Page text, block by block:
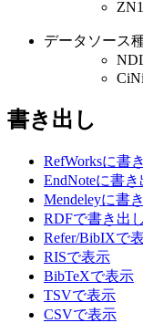
データソース
書き出し
RefWorksに書
EndNoteに書き
Mendeleyに書
RDFで書き出し
Refer/BibIXで
RISで表示
BibTeXで表示
TSVで表示
CSVで表示